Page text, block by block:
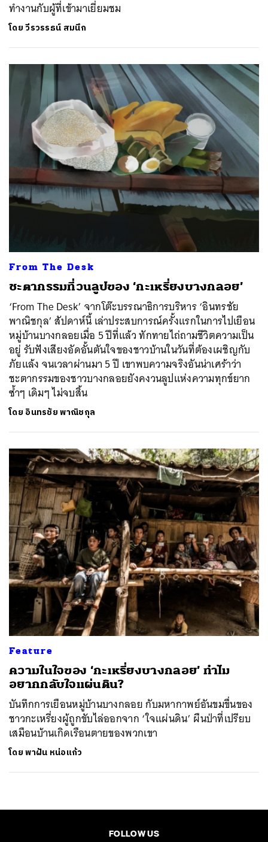
ทำงานกับผู้ที่เข้ามาเยี่ยมชม
โดยวีรวรรธน์ สมนึก
From The Desk
ชะตากรรมที่วนลูปของ ‘กะเหรี่ยงบางกลอย’
‘From The Desk’ จากโต๊ะบรรณาธิการบริหาร ‘อินทรชัย
พาณิชกุล’ สัปดาห์นี้ เล่าประสบการณ์ครั้งแรกในการไปเยือน
หมู่บ้านบางกลอยเมื่อ 5 ปีที่แล้ว ทักทายไถ่ถามชีวิตความเป็น
อยู่ รับฟังเสียงอัดอั้นตันใจของชาวบ้านในวันที่ต้องเผชิญกับ
ภัยแล้ง จนเวลาผ่านมา 5 ปี เขาพบความจริงอันน่าเศร้าว่า
ชะตากรรมของชาวบางกลอยยังคงวนลูปแห่งความทุกข์ยาก
ซ้ำๆ เดิมๆ ไม่จบสิ้น
โดย อินทรชัย พาณิชกุล
Feature
ความในใจของ ‘กะเหรี่ยงบางกลอย’ ทำไม
อยากกลับใจแผ่นดิน?
บันทึกการเยือนหมู่บ้านบางกลอย กับมหากาพย์อันขมขื่นของ
ชาวกะเหรี่ยงผู้ถูกขับไล่ออกจาก ‘ใจแผ่นดิน’ ผืนป่าที่เปรียบ
เสมือนบ้านเกิดเรือนตายของพวกเขา
โดยพาฝัน หน่อแก้ว
FOLLOW US